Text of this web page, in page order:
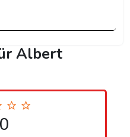
Albert